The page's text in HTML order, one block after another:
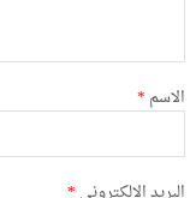
الاسم *